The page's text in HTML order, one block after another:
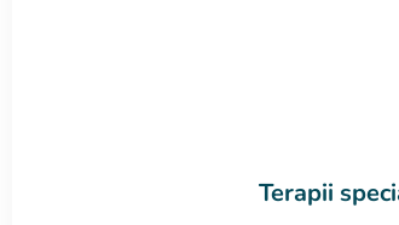
Terapii